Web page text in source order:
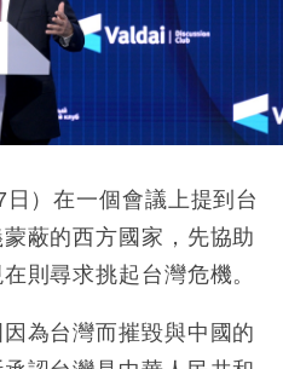
目標價至505元 惟維持「增
涉提供失實資料 遭禁申請輸入
」殘渦北上 上海取消逾900班
淨利創新高 中期息增15%至
年GDP預測至4.5% 看好貿易
）在一個會議上提到台
蔽的西方國家，先協助
則尋求挑起台灣危機。
為台灣而摧毀與中國的